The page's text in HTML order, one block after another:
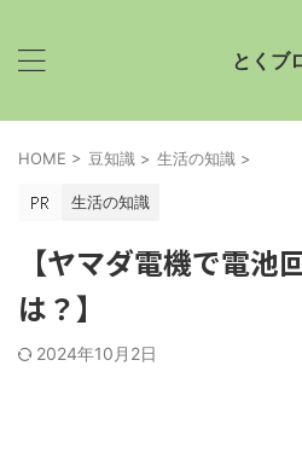
とくブ
HOME > 豆知識 > 生活の知識 >
生活の知識
【ヤマダ電機で電池
は？】
2024年10月2日